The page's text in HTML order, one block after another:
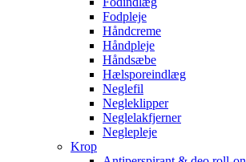
Fodpleje
Håndcreme
Håndpleje
Håndsæbe
Hælsporeindlæg
Neglefil
Negleklipper
Neglelakfjerner
Neglepleje
Krop